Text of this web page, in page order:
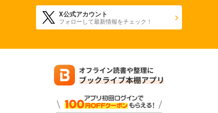
X公式アカウント
フォローして最新情報をチェック！